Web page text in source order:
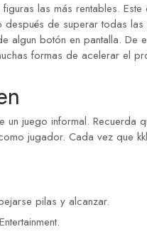
las más rentables.
de superar todas las
algun botón en pantalla. De
formas de acelerar el
juego informal. Recuerda
jugador. Cada vez que
pilas y alcanzar.